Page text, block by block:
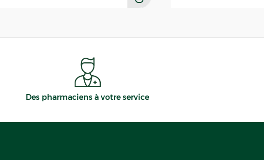
Des pharmaciens à votre service